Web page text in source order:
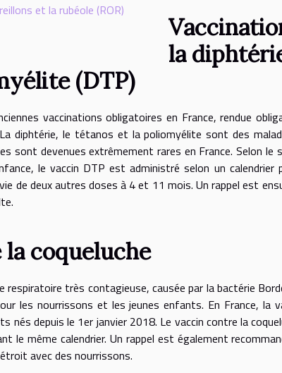
et la rubéole (ROR)
la
(DTP)
vaccinations obligatoires en France, rendue
diphtérie, le tétanos et la poliomyélite sont des
sont devenues extrêmement rares en France. Selon le
le vaccin DTP est administré selon un calendrier
de deux autres doses à 4 et 11 mois. Un rappel est
coqueluche
respiratoire très contagieuse, causée par la bactérie
les nourrissons et les jeunes enfants. En France, la
nés depuis le 1er janvier 2018. Le vaccin contre la
le même calendrier. Un rappel est également
avec des nourrissons.